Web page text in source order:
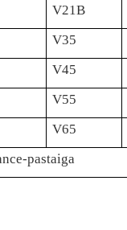
V21B
V35
V45
V55
V65
pastaiga